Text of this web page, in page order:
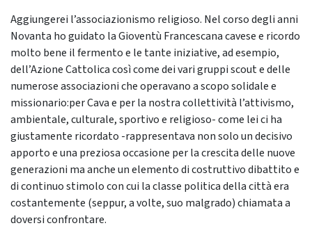
Aggiungerei l’associazionismo religioso. Nel corso degli anni
Novanta ho guidato la Gioventù Francescana cavese e ricordo
molto bene il fermento e le tante iniziative, ad esempio,
dell’Azione Cattolica così come dei vari gruppi scout e delle
numerose associazioni che operavano a scopo solidale e
missionario:per Cava e per la nostra collettività l’attivismo,
ambientale, culturale, sportivo e religioso- come lei ci ha
giustamente ricordato -rappresentava non solo un decisivo
apporto e una preziosa occasione per la crescita delle nuove
generazioni ma anche un elemento di costruttivo dibattito e
di continuo stimolo con cui la classe politica della città era
costantemente (seppur, a volte, suo malgrado) chiamata a
doversi confrontare.